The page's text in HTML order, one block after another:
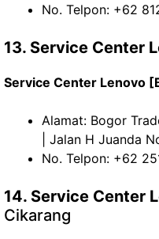
No. Telpon: +62
13. Service Center
Service Center Lenovo
Alamat: Bogor
| Jalan H Juanda
No. Telpon: +62
14. Service Center
Cikarang